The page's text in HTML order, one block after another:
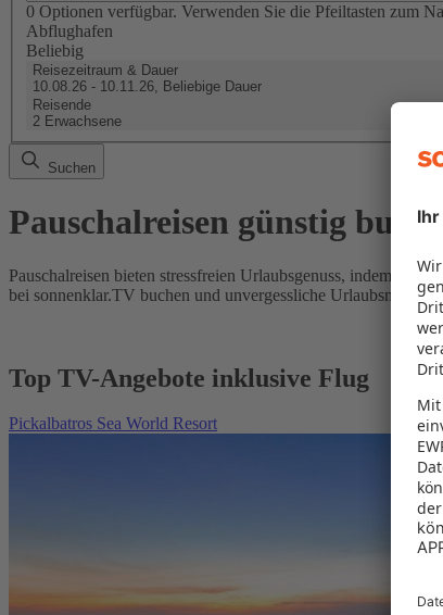
0 Optionen verfügbar. Verwenden Sie die Pfeiltasten zum
Abflughafen
Beliebig
Reisezeitraum & Dauer
10.08.26 - 10.11.26, Beliebige Dauer
Reisende
2 Erwachsene
Suchen
Pauschalreisen günstig
Pauschalreisen bieten stressfreien Urlaubsgenuss, indem
bei sonnenklar.TV buchen und unvergessliche
Top TV-Angebote inklusive Flug
Pickalbatros Sea World Resort